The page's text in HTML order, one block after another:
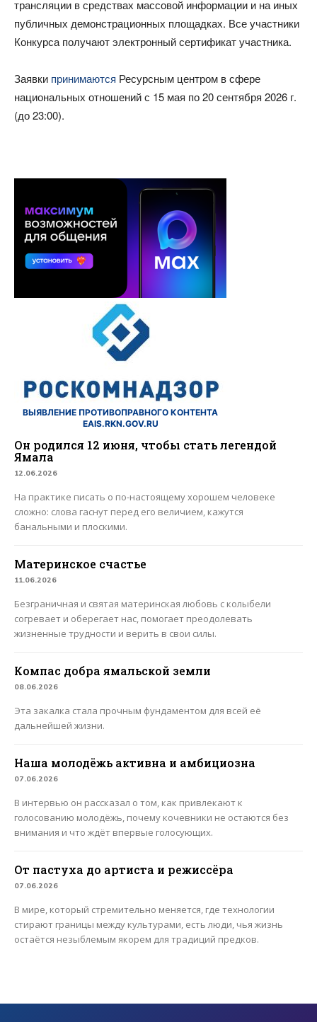
трансляции в средствах массовой информации и на иных
публичных демонстрационных площадках. Все участники
Конкурса получают электронный сертификат участника.
Заявки принимаются Ресурсным центром в сфере
национальных отношений с 15 мая по 20 сентября 2026 г.
(до 23:00).
ВЫЯВЛЕНИЕ ПРОТИВОПРАВНОГО КОНТЕНТА
EAIS.RKN.GOV.RU
Он родился 12 июня, чтобы стать легендой
Ямала
12.06.2026
На практике писать о по-настоящему хорошем человеке
сложно: слова гаснут перед его величием, кажутся
банальными и плоскими.
Материнское счастье
11.06.2026
Безграничная и святая материнская любовь с колыбели
согревает и оберегает нас, помогает преодолевать
жизненные трудности и верить в свои силы.
Компас добра ямальской земли
08.06.2026
Эта закалка стала прочным фундаментом для всей её
дальнейшей жизни.
Наша молодёжь активна и амбициозна
07.06.2026
В интервью он рассказал о том, как привлекают к
голосованию молодёжь, почему кочевники не остаются без
внимания и что ждёт впервые голосующих.
От пастуха до артиста и режиссёра
07.06.2026
В мире, который стремительно меняется, где технологии
стирают границы между культурами, есть люди, чья жизнь
остаётся незыблемым якорем для традиций предков.